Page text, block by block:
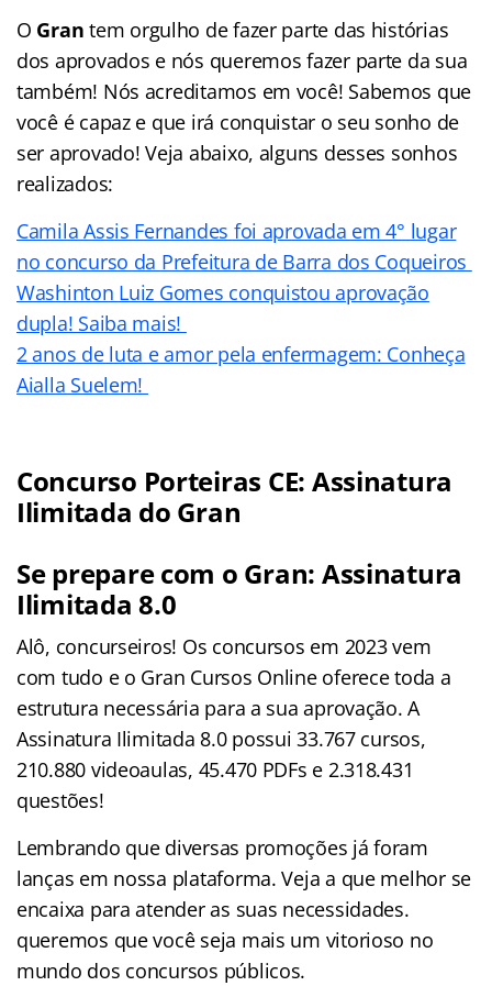
O Gran tem orgulho de fazer parte das histórias
dos aprovados e nós queremos fazer parte da sua
também! Nós acreditamos em você! Sabemos que
você é capaz e que irá conquistar o seu sonho de
ser aprovado! Veja abaixo, alguns desses sonhos
realizados:
Camila Assis Fernandes foi aprovada em 4° lugar
no concurso da Prefeitura de Barra dos Coqueiros
Washinton Luiz Gomes conquistou aprovação
dupla! Saiba mais!
2 anos de luta e amor pela enfermagem: Conheça
Aialla Suelem!
Concurso Porteiras CE: Assinatura
Ilimitada do Gran
Se prepare com o Gran: Assinatura
Ilimitada 8.0
Alô, concurseiros! Os concursos em 2023 vem
com tudo e o Gran Cursos Online oferece toda a
estrutura necessária para a sua aprovação. A
Assinatura Ilimitada 8.0 possui 33.767 cursos,
210.880 videoaulas, 45.470 PDFs e 2.318.431
questões!
Lembrando que diversas promoções já foram
lanças em nossa plataforma. Veja a que melhor se
encaixa para atender as suas necessidades.
queremos que você seja mais um vitorioso no
mundo dos concursos públicos.